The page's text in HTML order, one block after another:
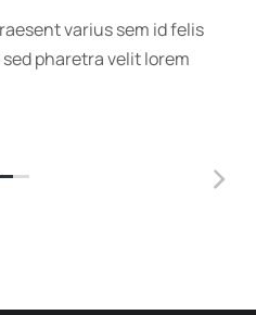
varius sem id felis
pharetra velit lorem